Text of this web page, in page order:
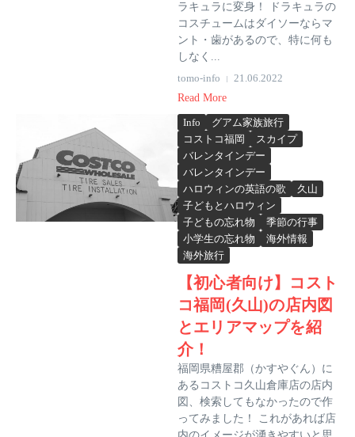
ラキュラに変身！ ドラキュラの
コスチュームはダイソーならマ
ント・歯があるので、特に何も
しなく...
tomo-info
21.06.2022
Read More
Info
グアム家族旅行
コストコ福岡
スカイプ
バレンタインデー
バレンタインデー
ハロウィンの英語の歌
久山
子どもとハロウィン
子どもの忘れ物
季節の行事
小学生の忘れ物
海外情報
海外旅行
【初心者向け】コスト
コ福岡(久山)の店内図
とエリアマップを紹
介！
福岡県糟屋郡（かすやぐん）に
あるコストコ久山倉庫店の店内
図、検索してもなかったので作
ってみました！ これがあれば店